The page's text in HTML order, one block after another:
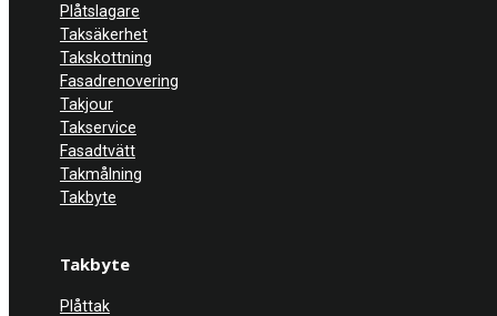
Plåtslagare
Taksäkerhet
Takskottning
Fasadrenovering
Takjour
Takservice
Fasadtvätt
Takmålning
Takbyte
Takbyte
Plåttak